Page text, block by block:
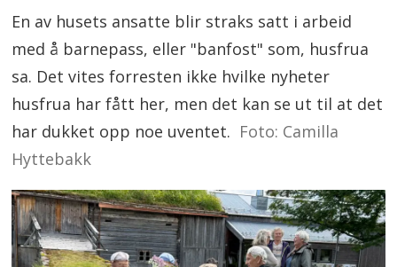
En av husets ansatte blir straks satt i arbeid
med å barnepass, eller "banfost" som, husfrua
sa. Det vites forresten ikke hvilke nyheter
husfrua har fått her, men det kan se ut til at det
har dukket opp noe uventet. Foto: Camilla
Hyttebakk